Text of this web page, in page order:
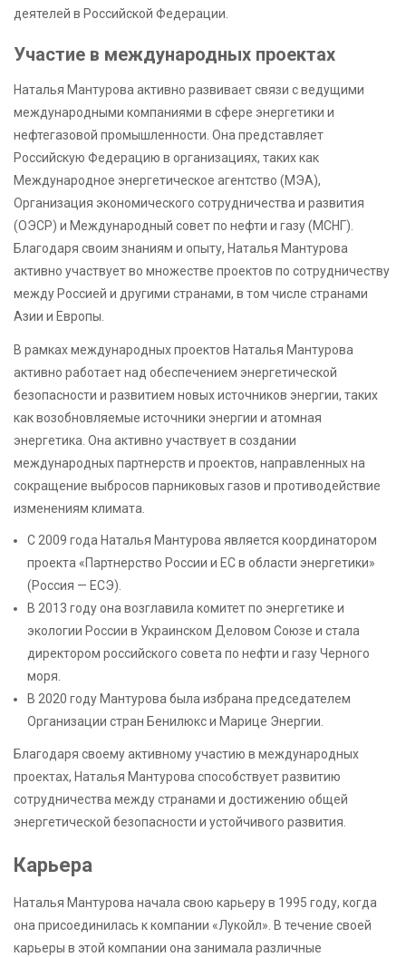
деятелей в Российской Федерации.
Участие в международных проектах
Наталья Мантурова активно развивает связи с ведущими
международными компаниями в сфере энергетики и
нефтегазовой промышленности. Она представляет
Российскую Федерацию в организациях, таких как
Международное энергетическое агентство (МЭА),
Организация экономического сотрудничества и развития
(ОЭСР) и Международный совет по нефти и газу (МСНГ).
Благодаря своим знаниям и опыту, Наталья Мантурова
активно участвует во множестве проектов по сотрудничеству
между Россией и другими странами, в том числе странами
Азии и Европы.
В рамках международных проектов Наталья Мантурова
активно работает над обеспечением энергетической
безопасности и развитием новых источников энергии, таких
как возобновляемые источники энергии и атомная
энергетика. Она активно участвует в создании
международных партнерств и проектов, направленных на
сокращение выбросов парниковых газов и противодействие
изменениям климата.
С 2009 года Наталья Мантурова является координатором
проекта «Партнерство России и ЕС в области энергетики»
(Россия — ЕСЭ).
В 2013 году она возглавила комитет по энергетике и
экологии России в Украинском Деловом Союзе и стала
директором российского совета по нефти и газу Черного
моря.
В 2020 году Мантурова была избрана председателем
Организации стран Бенилюкс и Марице Энергии.
Благодаря своему активному участию в международных
проектах, Наталья Мантурова способствует развитию
сотрудничества между странами и достижению общей
энергетической безопасности и устойчивого развития.
Карьера
Наталья Мантурова начала свою карьеру в 1995 году, когда
она присоединилась к компании «Лукойл». В течение своей
карьеры в этой компании она занимала различные